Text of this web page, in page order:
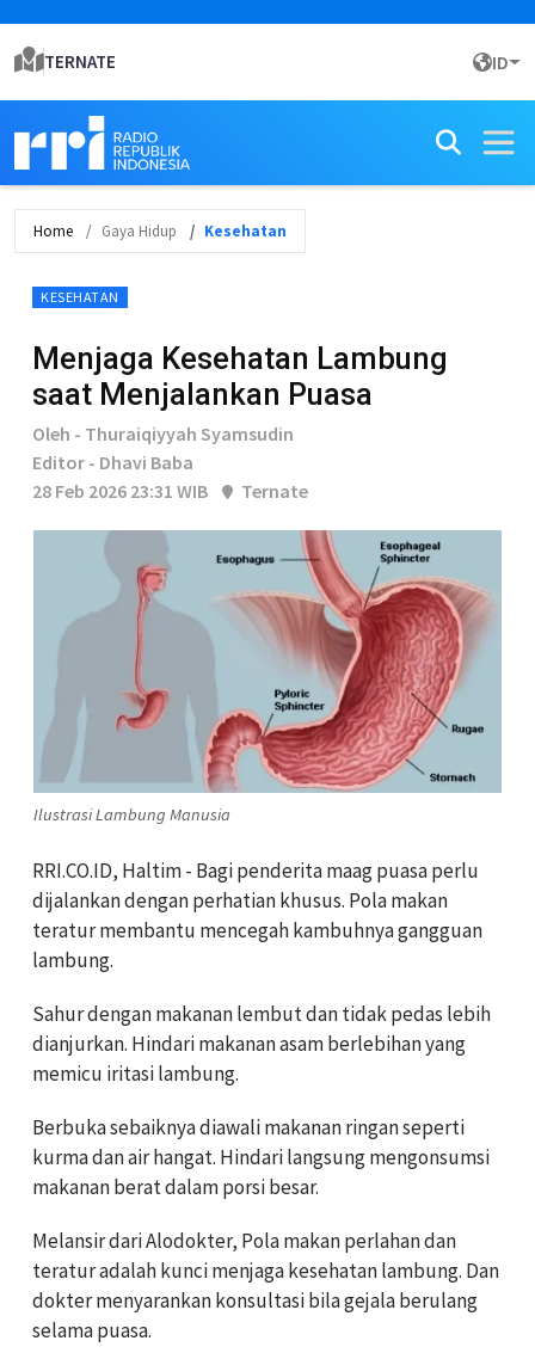
TERNATE ID
Home Gaya Hidup Kesehatan
KESEHATAN
Menjaga Kesehatan Lambung
saat Menjalankan Puasa
Oleh - Thuraiqiyyah Syamsudin
Editor - Dhavi Baba
28 Feb 2026 23:31 WIB
Ternate
Ilustrasi Lambung Manusia
RRI.CO.ID, Haltim - Bagi penderita maag puasa perlu
dijalankan dengan perhatian khusus. Pola makan
teratur membantu mencegah kambuhnya gangguan
lambung.
Sahur dengan makanan lembut dan tidak pedas lebih
dianjurkan. Hindari makanan asam berlebihan yang
memicu iritasi lambung.
Berbuka sebaiknya diawali makanan ringan seperti
kurma dan air hangat. Hindari langsung mengonsumsi
makanan berat dalam porsi besar.
Melansir dari Alodokter, Pola makan perlahan dan
teratur adalah kunci menjaga kesehatan lambung. Dan
dokter menyarankan konsultasi bila gejala berulang
selama puasa.